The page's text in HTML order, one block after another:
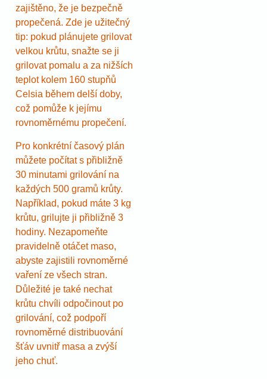
zajištěno, že je bezpečně
propečená. Zde je užitečný
tip: pokud plánujete grilovat
velkou krůtu, snažte se ji
grilovat pomalu a za nižších
teplot kolem 160 stupňů
Celsia během delší doby,
což pomůže k jejímu
rovnoměrnému propečení.
Pro konkrétní časový plán
můžete počítat s přibližně
30 minutami grilování na
každých 500 gramů krůty.
Například, pokud máte 3 kg
krůtu, grilujte ji přibližně 3
hodiny. Nezapomeňte
pravidelně otáčet maso,
abyste zajistili rovnoměrné
vaření ze všech stran.
Důležité je také nechat
krůtu chvíli odpočinout po
grilování, což podpoří
rovnoměrné distribuování
šťáv uvnitř masa a zvýší
jeho chuť.